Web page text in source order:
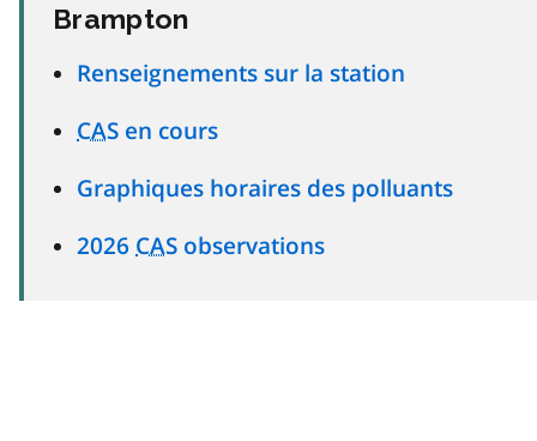
Brampton
Renseignements sur la station
CAS en cours
Graphiques horaires des polluants
2026 CAS observations